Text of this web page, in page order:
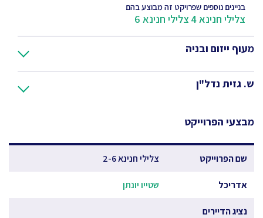
בניינים נוספים שפרויקט זה מבוצע בהם
צלילי חנינא 4 צלילי חנינא 6
מעוף ייזום ובניה
ש. גזית נדל"ן
מבצעי הפרוייקט
שם הפרוייקט צלילי חנינא 2-6
אדריכל שטייו יונתן
נציג הדיירים